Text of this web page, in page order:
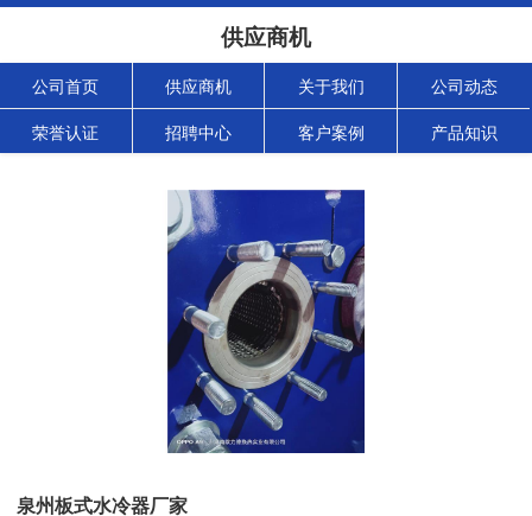
供应商机
公司首页 供应商机 关于我们 公司动态
荣誉认证 招聘中心 客户案例 产品知识
泉州板式水冷器厂家